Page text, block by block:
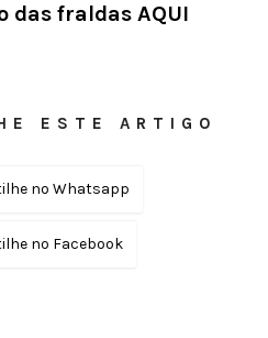
das fraldas AQUI
ESTE ARTIGO
no Whatsapp
no Facebook